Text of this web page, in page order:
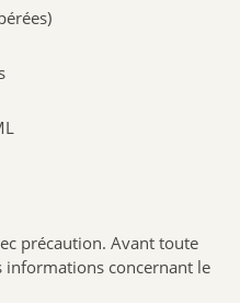
dose de solution anti-
répétée).
le produit
précaution. Avant toute
informations concernant le